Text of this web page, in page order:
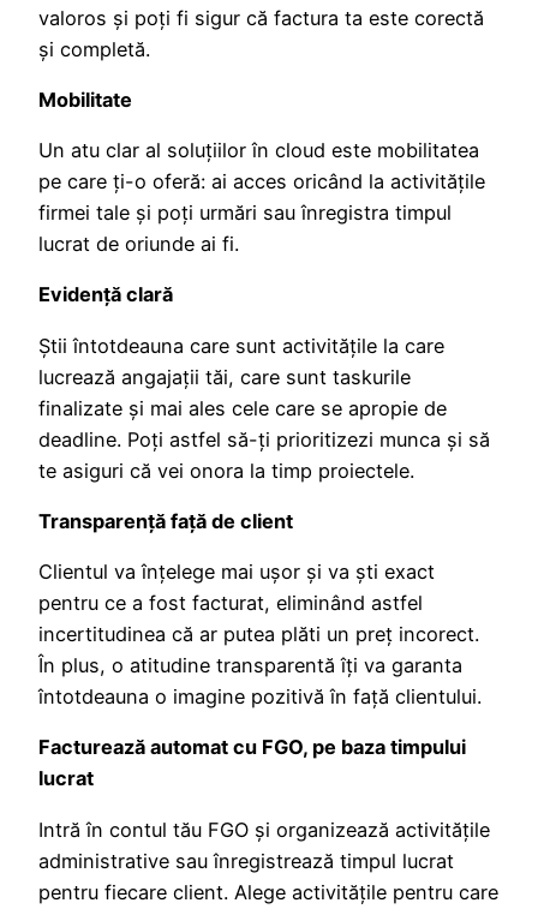
valoros și poţi fi sigur că factura ta este corectă
și completă.
Mobilitate
Un atu clar al soluţiilor în cloud este mobilitatea
pe care ţi-o oferă: ai acces oricând la activitățile
firmei tale și poți urmări sau înregistra timpul
lucrat de oriunde ai fi.
Evidenţă clară
Știi întotdeauna care sunt activitățile la care
lucrează angajații tăi, care sunt taskurile
finalizate și mai ales cele care se apropie de
deadline. Poți astfel să-ți prioritizezi munca și să
te asiguri că vei onora la timp proiectele.
Transparență față de client
Clientul va înțelege mai ușor și va ști exact
pentru ce a fost facturat, eliminând astfel
incertitudinea că ar putea plăti un preț incorect.
În plus, o atitudine transparentă îți va garanta
întotdeauna o imagine pozitivă în față clientului.
Facturează automat cu FGO, pe baza timpului
lucrat
Intră în contul tău FGO și organizează activitățile
administrative sau înregistrează timpul lucrat
pentru fiecare client. Alege activitățile pentru care